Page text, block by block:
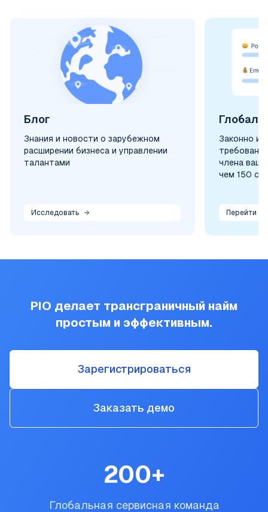
Блог
Знания и новости о зарубежном
расширении бизнеса и управлении
талантами
Исследовать
Законно и
члена
чем 150
Перейти к
PIO делает трансграничный найм
простым и эффективным.
Зарегистрироваться
Заказать демо
200+
Глобальная сервисная команда